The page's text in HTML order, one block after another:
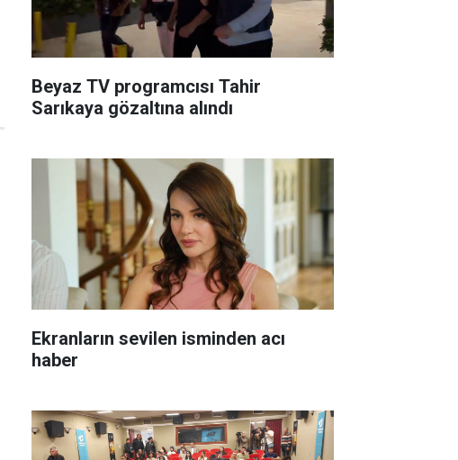
Beyaz TV programcısı Tahir
Sarıkaya gözaltına alındı
Ekranların sevilen isminden acı
haber